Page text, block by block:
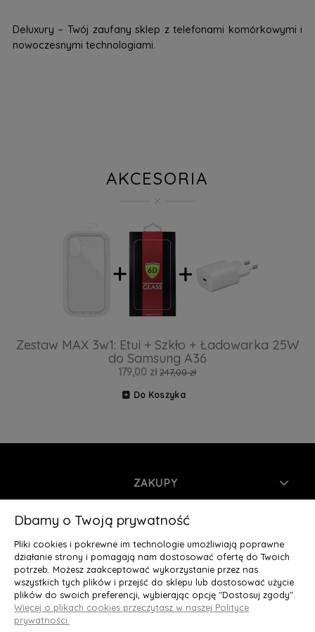
Deluxury – Twój zaufany sklep z telefonami komórkowymi i
nowoczesnymi technologiami.
AKCESORIA
Zestaw MAX 3w1: Etui + Szkło + Ładowarka 25W
do Samsung A36
179,00 zł 247,00 zł
Do Koszyka
ZAKUPY
INFORMACJE
MOJE KONTO
O NAS
Deluxury.pl
Dbamy o Twoją prywatność
Pliki cookies i pokrewne im technologie umożliwiają poprawne
działanie strony i pomagają nam dostosować ofertę do Twoich
potrzeb. Możesz zaakceptować wykorzystanie przez nas
wszystkich tych plików i przejść do sklepu lub dostosować użycie
plików do swoich preferencji, wybierając opcję "Dostosuj zgody".
Więcej o plikach cookies przeczytasz w naszej Polityce
prywatności.